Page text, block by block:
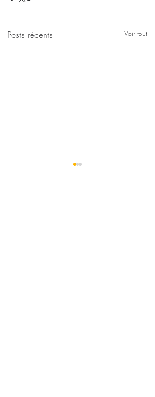
Posts récents Voir tout